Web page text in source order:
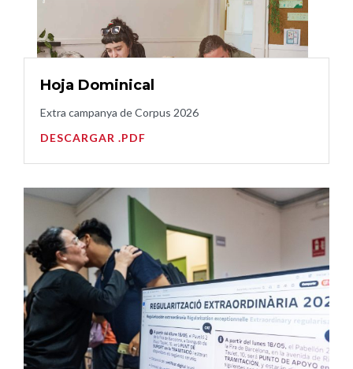
Hoja Dominical
Extra campanya de Corpus 2026
DESCARGAR .PDF